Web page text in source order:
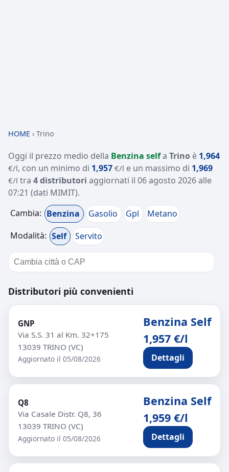
HOME › Trino
Oggi il prezzo medio della Benzina selfa Trino è 1,964
€/l, con un minimo di 1,957 €/l e un massimo di 1,969
€/l tra 4 distributori aggiornati il 06 agosto 2026 alle
07:21 (dati MIMIT).
Cambia: Benzina Gasolio Gpl
Metano
Modalità: Self Servito
Distributori più convenienti
GNP
Via S.S. 31 al Km. 32+175
13039 TRINO (VC)
Aggiornato il 05/08/2026
Benzina Self
1,957 €/l
Dettagli
Q8
Via Casale Distr. Q8, 36
13039 TRINO (VC)
Aggiornato il 05/08/2026
Benzina Self
1,959 €/l
Dettagli